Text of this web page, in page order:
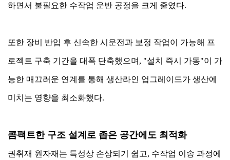
하면서 불필요한 수작업 운반 공정을 크게 줄였다.
또한 장비 반입 후 신속한 시운전과 보정 작업이 가능해 프
로젝트 구축 기간을 대폭 단축했으며, "설치 즉시 가동"이 가
능한 매끄러운 연계를 통해 생산라인 업그레이드가 생산에
미치는 영향을 최소화했다.
콤팩트한 구조 설계로 좁은 공간에도 최적화
권취재 원자재는 특성상 손상되기 쉽고, 수작업 이송 과정에